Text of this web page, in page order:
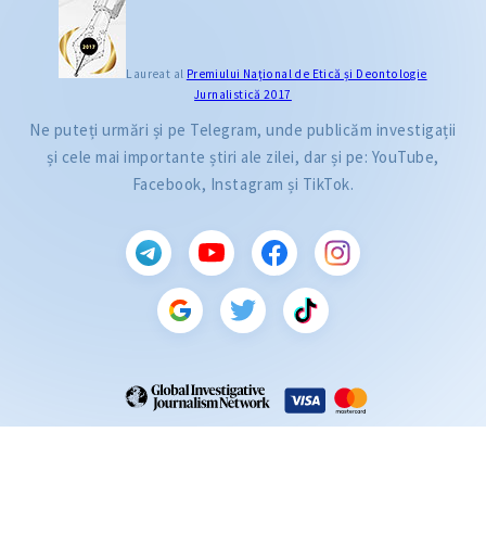
Laureat al Premiului Naţional de Etică și Deontologie
Jurnalistică 2017
Ne puteți urmări și pe Telegram, unde publicăm investigații
și cele mai importante știri ale zilei, dar și pe: YouTube,
Facebook, Instagram și TikTok.